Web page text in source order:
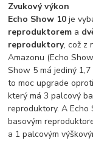
Zvukový výkon
Echo Show 10 je
reproduktorem a
reproduktory, což z
Amazonu (Echo
Show 5 má jediný
to moc upgrade
který má 3 palcový
reproduktory. A Echo
basovým
a 1 palcovým